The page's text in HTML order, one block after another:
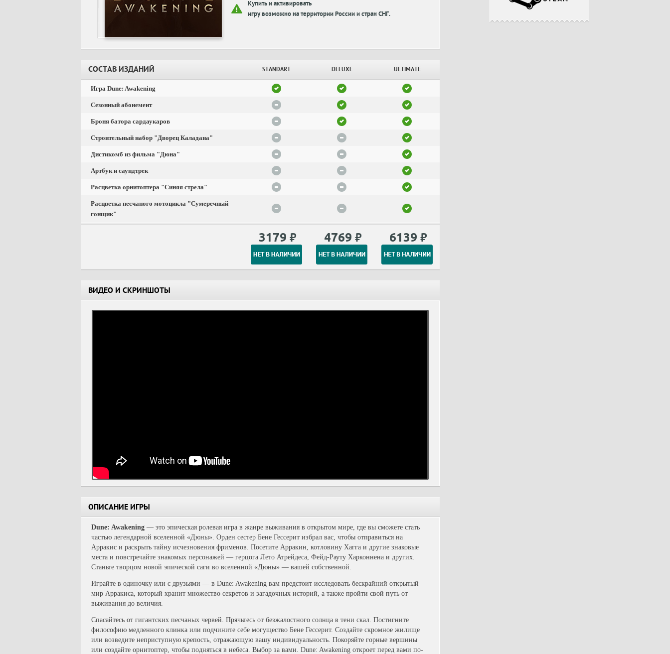
Купить и активировать
игру возможно на территории России и стран СНГ.
СОСТАВ ИЗДАНИЙ STANDART DELUXE ULTIMATE
Игра Dune: Awakening
Сезонный абонемент
Броня батора сардаукаров
Строительный набор "Дворец Каладана"
Дистикомб из фильма "Дюна"
Артбук и саундтрек
Расцветка орнитоптера "Синяя стрела"
Расцветка песчаного мотоцикла "Сумеречный
гонщик"
3179 ₽ 4769 ₽ 6139 ₽
ВИДЕО И СКРИНШОТЫ
ОПИСАНИЕ ИГРЫ
Dune: Awakening — это эпическая ролевая игра в жанре выживания в открытом мире, где вы сможете стать
частью легендарной вселенной «Дюны». Орден сестер Бене Гессерит избрал вас, чтобы отправиться на
Арракис и раскрыть тайну исчезновения фрименов. Посетите Арракин, котловину Хагга и другие знаковые
места и повстречайте знакомых персонажей — герцога Лето Атрейдеса, Фейд-Рауту Харконнена и других.
Станьте творцом новой эпической саги во вселенной «Дюны» — вашей собственной.
Играйте в одиночку или с друзьями — в Dune: Awakening вам предстоит исследовать бескрайний открытый
мир Арракиса, который хранит множество секретов и загадочных историй, а также пройти свой путь от
выживания до величия.
Спасайтесь от гигантских песчаных червей. Прячьтесь от безжалостного солнца в тени скал. Постигните
философию медленного клинка или подчините себе могущество Бене Гессерит. Создайте скромное жилище
или возведите неприступную крепость, отражающую вашу индивидуальность. Покоряйте горные вершины
или создайте орнитоптер, чтобы подняться в небеса. Выбор за вами. Dune: Awakening откроет перед вами по-